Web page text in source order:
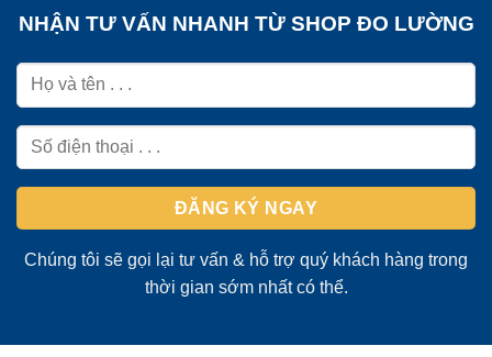
NHẬN TƯ VẤN NHANH TỪ SHOP ĐO LƯỜNG
Chúng tôi sẽ gọi lại tư vấn & hỗ trợ quý khách hàng trong
thời gian sớm nhất có thể.